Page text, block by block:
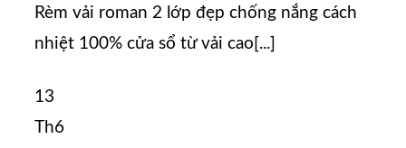
Rèm vải roman 2 lớp đẹp chống nắng cách
nhiệt 100% cửa sổ từ vải cao[...]
13
Th6